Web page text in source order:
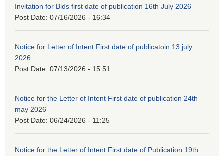
Invitation for Bids first date of publication 16th July 2026
Post Date: 07/16/2026 - 16:34
Notice for Letter of Intent First date of publicatoin 13 july
2026
Post Date: 07/13/2026 - 15:51
Notice for the Letter of Intent First date of publication 24th
may 2026
Post Date: 06/24/2026 - 11:25
Notice for the Letter of Intent First date of Publication 19th